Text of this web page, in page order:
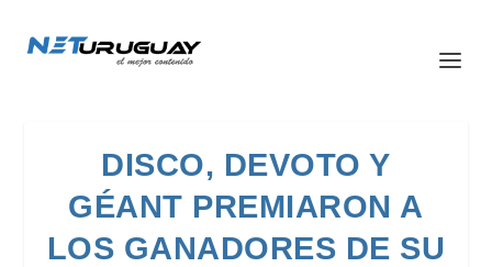
DISCO, DEVOTO Y
GÉANT PREMIARON A
LOS GANADORES DE SU